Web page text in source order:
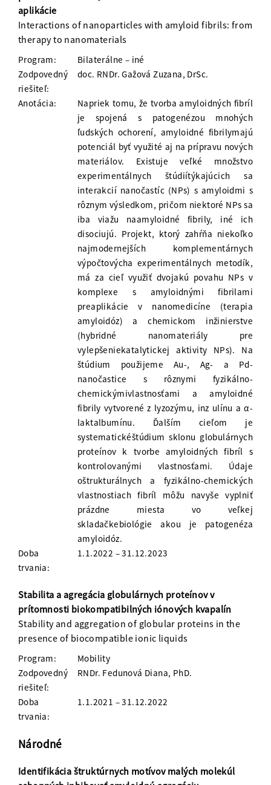
aplikácie
Interactions of nanoparticles with amyloid fibrils: from
therapy to nanomaterials
Program:
Bilaterálne – iné
Zodpovedný
riešiteľ:
doc. RNDr. Gažová Zuzana, DrSc.
Anotácia:
Napriek tomu, že tvorba amyloidných fibríl
je spojená s patogenézou mnohých
ľudských ochorení, amyloidné fibrilymajú
potenciál byť využité aj na prípravu nových
materiálov. Existuje veľké množstvo
experimentálnych štúdiítýkajúcich sa
interakcií nanočastíc (NPs) s amyloidmi s
rôznym výsledkom, pričom niektoré NPs sa
iba viažu naamyloidné fibrily, iné ich
disociujú. Projekt, ktorý zahŕňa niekoľko
najmodernejších komplementárnych
výpočtovýcha experimentálnych metodík,
má za cieľ využiť dvojakú povahu NPs v
komplexe s amyloidnými fibrilami
preaplikácie v nanomedicíne (terapia
amyloidóz) a chemickom inžinierstve
(hybridné nanomateriály pre
vylepšeniekatalytickej aktivity NPs). Na
štúdium použijeme Au-, Ag- a Pd-
nanočastice s rôznymi fyzikálno-
chemickýmivlastnosťami a amyloidné
fibrily vytvorené z lyzozýmu, inz ulínu a α-
laktalbumínu. Ďalším cieľom je
systematickéštúdium sklonu globulárnych
proteínov k tvorbe amyloidných fibríl s
kontrolovanými vlastnosťami. Údaje
oštrukturálnych a fyzikálno-chemických
vlastnostiach fibríl môžu navyše vyplniť
prázdne miesta vo veľkej
skladačkebiológie akou je patogenéza
amyloidóz.
Doba
trvania:
1.1.2022 – 31.12.2023
Stabilita a agregácia globulárnych proteínov v
prítomnosti biokompatibilných iónových kvapalín
Stability and aggregation of globular proteins in the
presence of biocompatible ionic liquids
Program:
Mobility
Zodpovedný
riešiteľ:
RNDr. Fedunová Diana, PhD.
Doba
trvania:
1.1.2021 – 31.12.2022
Národné
Identifikácia štruktúrnych motívov malých molekúl